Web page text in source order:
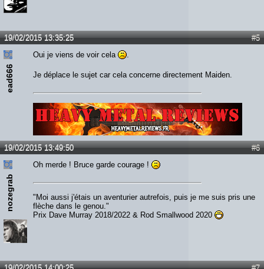
#5
19/02/2015 13:35:25
ead666
Oui je viens de voir cela
Je déplace le sujet car cela concerne directement Maiden.
Lien :http://heavymetalreviews.fr/
#6
19/02/2015 13:49:50
nozegrab
Oh merde ! Bruce garde courage !
"Moi aussi j'étais un aventurier autrefois, puis je me suis pris une
flèche dans le genou."
Prix Dave Murray 2018/2022 & Rod Smallwood 2020